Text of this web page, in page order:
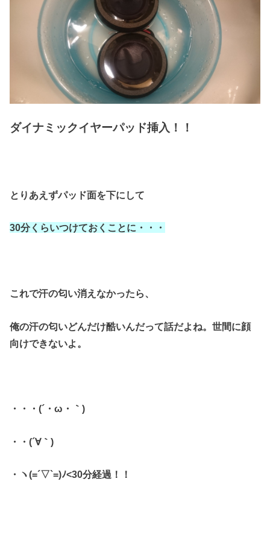
ダイナミックイヤーパッド挿入！！
とりあえずパッド面を下にして
30分くらいつけておくことに・・・
これで汗の匂い消えなかったら、
俺の汗の匂いどんだけ酷いんだって話だよね。世間に顔
向けできないよ。
・・・(´・ω・｀)
・・(´∀｀)
・ヽ(=´▽`=)ﾉ<30分経過！！